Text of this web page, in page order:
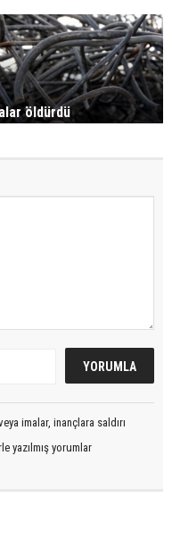
öldürdü
imalar, inançlara saldırı
yazılmış yorumlar